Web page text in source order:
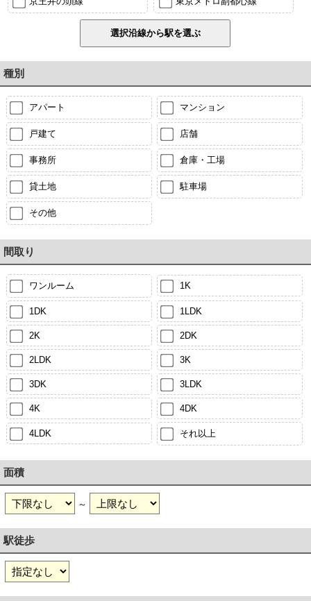
種別
アパート マンション
戸建て 店舗
事務所 倉庫・工場
貸土地 駐車場
その他
間取り
ワンルーム 1K
1DK 1LDK
2K 2DK
2LDK 3K
3DK 3LDK
4K 4DK
4LDK それ以上
面積
～
駅徒歩